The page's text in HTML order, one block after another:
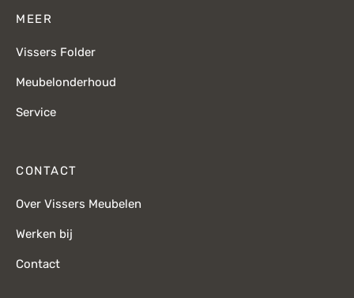
MEER
Vissers Folder
Meubelonderhoud
Service
CONTACT
Over Vissers Meubelen
Werken bij
Contact